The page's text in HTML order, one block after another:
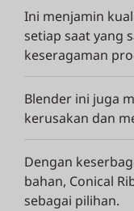
Ini menjamin
setiap saat yang
keseragaman
Blender ini juga
kerusakan dan
Dengan
bahan, Conical
sebagai pilihan.